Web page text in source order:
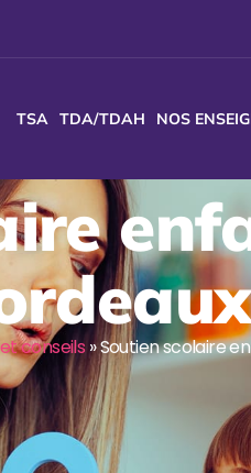
TSA TDA/TDAH NOS
conseils»Soutien scolaire